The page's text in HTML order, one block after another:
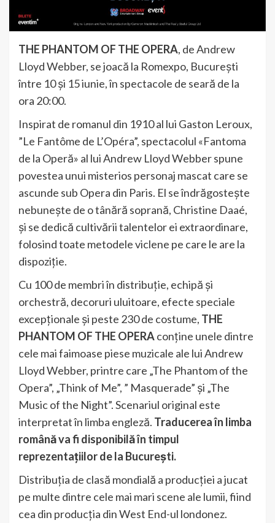
THE PHANTOM OF THE OPERA, de Andrew
Lloyd Webber, se joacă la Romexpo, București
între 10 și 15 iunie, în spectacole de seară de la
ora 20:00.
Inspirat de romanul din 1910 al lui Gaston Leroux,
”Le Fantôme de L’Opéra”, spectacolul «Fantoma
de la Operă» al lui Andrew Lloyd Webber spune
povestea unui misterios personaj mascat care se
ascunde sub Opera din Paris. El se îndrăgostește
nebunește de o tânără soprană, Christine Daaé,
și se dedică cultivării talentelor ei extraordinare,
folosind toate metodele viclene pe care le are la
dispoziție.
Cu 100 de membri în distribuție, echipă și
orchestră, decoruri uluitoare, efecte speciale
excepționale și peste 230 de costume, THE
PHANTOM OF THE OPERAconține unele dintre
cele mai faimoase piese muzicale ale lui Andrew
Lloyd Webber, printre care „The Phantom of the
Opera”, „Think of Me”, ” Masquerade” și „The
Music of the Night”. Scenariul original este
interpretat în limba engleză. Traducerea în limba
română va fi disponibilă în timpul
reprezentațiilor de la București.
Distribuția de clasă mondială a producției a jucat
pe multe dintre cele mai mari scene ale lumii, fiind
cea din producția din West End-ul londonez.